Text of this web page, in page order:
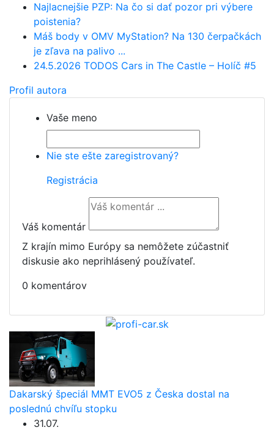
Najlacnejšie PZP: Na čo si dať pozor pri výbere
poistenia?
Máš body v OMV MyStation? Na 130 čerpačkách
je zľava na palivo ...
24.5.2026 TODOS Cars in The Castle – Holíč #5
Profil autora
Vaše meno
Nie ste ešte zaregistrovaný?
Registrácia
Váš komentár
Z krajín mimo Európy sa nemôžete zúčastniť
diskusie ako neprihlásený používateľ.
0 komentárov
Dakarský špeciál MMT EVO5 z Česka dostal na
poslednú chvíľu stopku
31.07.